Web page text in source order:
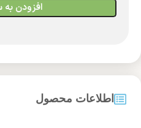
افزودن
اطلاعات محصول